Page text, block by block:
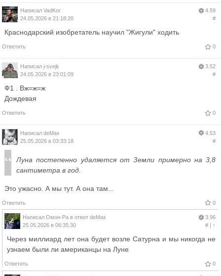
Написал VadKor
24.05.2026 в 21:18:20
4.59
#
Краснодарский изобретатель научил "Жигули" ходить
Ответить 0
Написал j-svejk
24.05.2026 в 23:01:09
3.52
#
Ф1 . Вж=ж=ж
Дождевая
Ответить 0
Написал deMax
25.05.2026 в 03:33:18
4.53
#
Луна постепенно удаляется от Земли примерно на 3,8
сантиметра в год.
Это ужасно. А мы тут. А она там...
Ответить 0
Написал Омон-Ра в ответ deMax
25.05.2026 в 06:35:30
3.96
#| ↑
Через миллиард лет она будет возле Сатурна и мы никогда не
узнаем были ли американцы на Луне
Ответить 0